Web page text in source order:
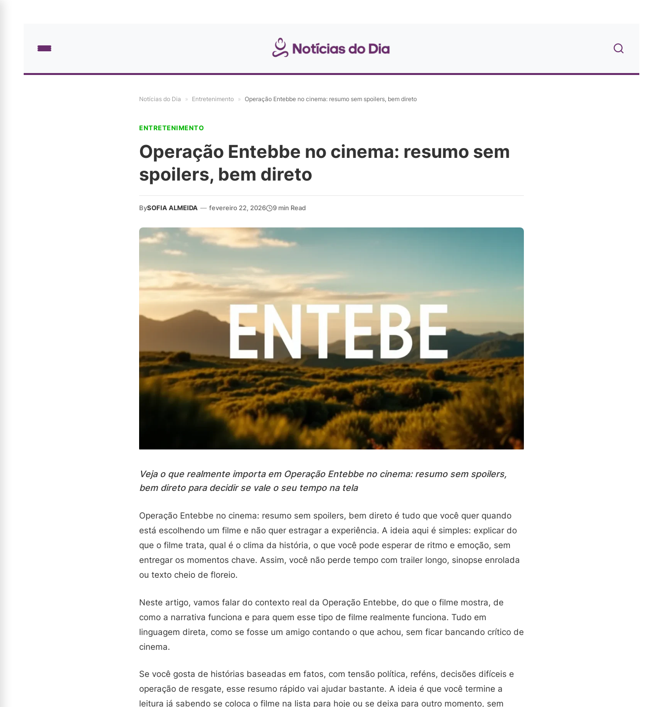
Notícias do Dia » Entretenimento » Operação Entebbe no cinema: resumo sem spoilers, bem direto
ENTRETENIMENTO
Operação Entebbe no cinema: resumo sem
spoilers, bem direto
BySOFIA ALMEIDA — fevereiro 22, 2026 9 min Read
Veja o que realmente importa em Operação Entebbe no cinema: resumo sem spoilers,
bem direto para decidir se vale o seu tempo na tela
Operação Entebbe no cinema: resumo sem spoilers, bem direto é tudo que você quer quando
está escolhendo um filme e não quer estragar a experiência. A ideia aqui é simples: explicar do
que o filme trata, qual é o clima da história, o que você pode esperar de ritmo e emoção, sem
entregar os momentos chave. Assim, você não perde tempo com trailer longo, sinopse enrolada
ou texto cheio de floreio.
Neste artigo, vamos falar do contexto real da Operação Entebbe, do que o filme mostra, de
como a narrativa funciona e para quem esse tipo de filme realmente funciona. Tudo em
linguagem direta, como se fosse um amigo contando o que achou, sem ficar bancando crítico de
cinema.
Se você gosta de histórias baseadas em fatos, com tensão política, reféns, decisões difíceis e
operação de resgate, esse resumo rápido vai ajudar bastante. A ideia é que você termine a
leitura já sabendo se coloca o filme na lista para hoje ou se deixa para outro momento, sem